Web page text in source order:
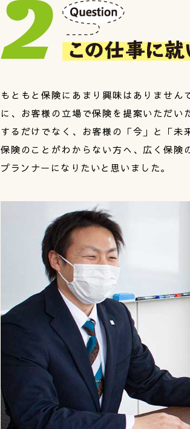
もともと保険にあまり興味はありません
に、お客様の立場で保険を提案いただ
するだけでなく、お客様の「今」と「未
保険のことがわからない方へ、広く保険
プランナーになりたいと思いました。